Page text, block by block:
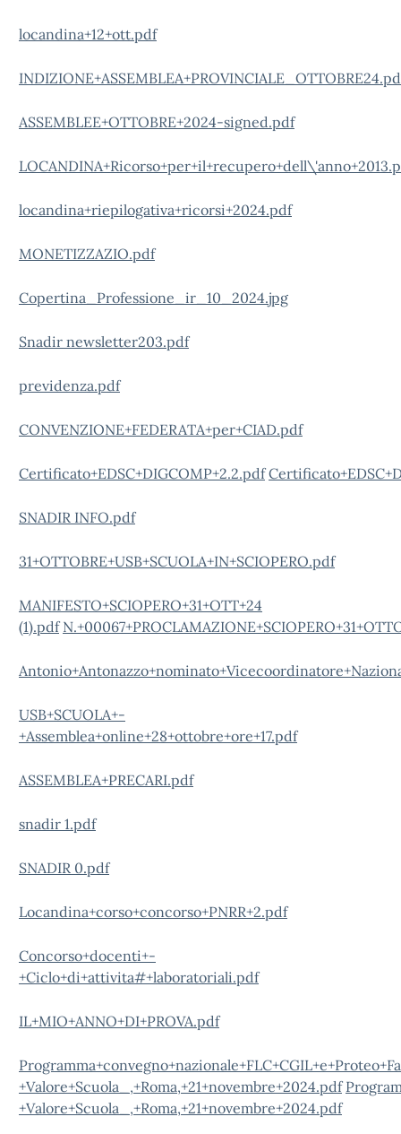
locandina+12+ott.pdf
ASSEMBLEE+OTTOBRE+2024-signed.pdf
locandina+riepilogativa+ricorsi+2024.pdf
MONETIZZAZIO.pdf
Copertina_Professione_ir_10_2024.jpg
Snadir newsletter203.pdf
previdenza.pdf
CONVENZIONE+FEDERATA+per+CIAD.pdf
Certificato+EDSC+DIGCOMP+2.2.pdf
SNADIR INFO.pdf
31+OTTOBRE+USB+SCUOLA+IN+SCIOPERO.pdf
MANIFESTO+SCIOPERO+31+OTT+24
(1).pdf
USB+SCUOLA+-
+Assemblea+online+28+ottobre+ore+17.pdf
ASSEMBLEA+PRECARI.pdf
snadir 1.pdf
SNADIR 0.pdf
Locandina+corso+concorso+PNRR+2.pdf
Concorso+docenti+-
+Ciclo+di+attivita#+laboratoriali.pdf
IL+MIO+ANNO+DI+PROVA.pdf
+Valore+Scuola_,+Roma,+21+novembre+2024.pdf
+Valore+Scuola_,+Roma,+21+novembre+2024.pdf